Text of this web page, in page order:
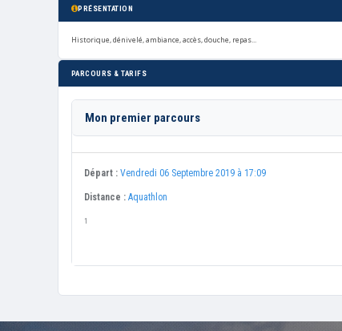
PRÉSENTATION
Historique, dénivelé, ambiance, accès, douche, repas...
PARCOURS & TARIFS
Mon premier parcours
Départ : Vendredi 06 Septembre 2019 à 17:09
Distance : Aquathlon
1